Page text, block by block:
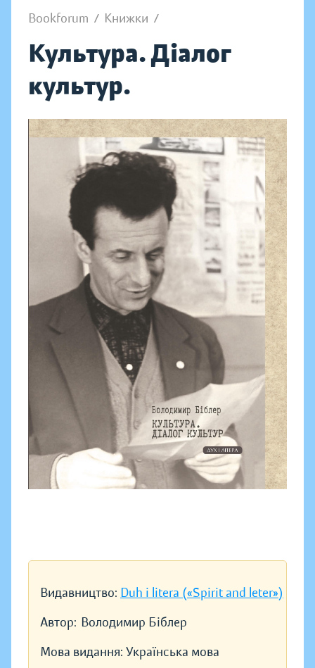
Bookforum / Книжки /
Культура. Діалог
культур.
Видавництво: Duh i litera («Spirit and leter»)
Автор: Володимир Біблер
Мова видання: Українська мова